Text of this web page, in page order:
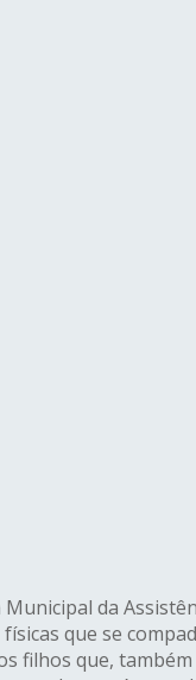
Municipal da
que se
filhos que,